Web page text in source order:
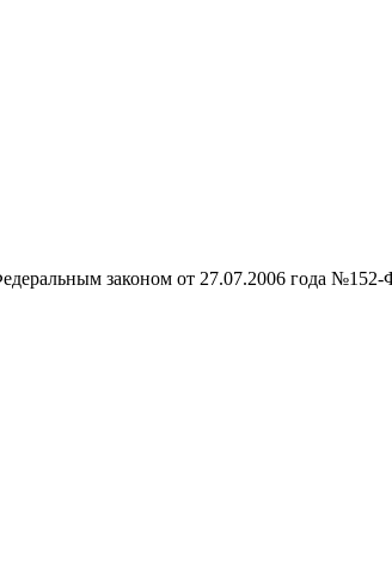
законом от 27.07.2006 года